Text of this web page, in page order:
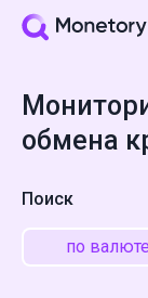
обмена
Поиск
по валюте